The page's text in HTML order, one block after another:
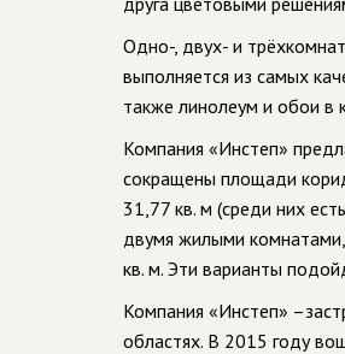
Одно-, двух- и
выполняется из самых
также линолеум и обои в
Компания «Инстеп»
сокращены площади
31,77 кв. м (среди них
двумя жилыми
кв. м. Эти варианты
Компания «Инстеп»
областях. В 2015 году